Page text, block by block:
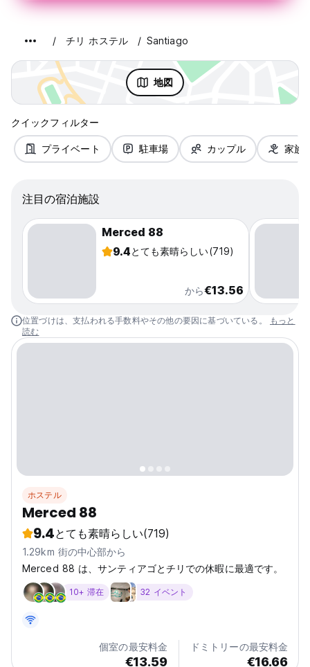
チリ ホステル Santiago
地図
クイックフィルター
プライベート 駐車場 カップル 家族
注目の宿泊施設
Merced 88
9.4とても素晴らしい(719)
から€13.56
位置づけは、支払われる手数料やその他の要因に基づいている。
もっと
読む
ホステル
Merced 88
9.4とても素晴らしい(719)
1.29km 街の中心部から
Merced 88 は、サンティアゴとチリでの休暇に最適です。
10+ 滞在 32 イベント
個室の最安料金
€13.59
ドミトリーの最安料金
€16.66